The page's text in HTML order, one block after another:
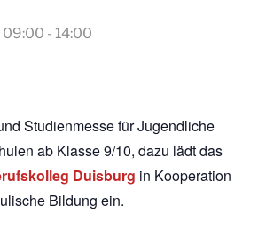
09:00 - 14:00
Studienmesse für Jugendliche
ab Klasse 9/10, dazu lädt das
Duisburg in Kooperation
Bildung ein.